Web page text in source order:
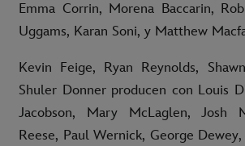
Emma Corrin, Morena Baccarin,
Uggams, Karan Soni, y Matthew
Kevin Feige, Ryan Reynolds,
Shuler Donner producen con Louis
Jacobson, Mary McLaglen, Josh
Reese, Paul Wernick, George